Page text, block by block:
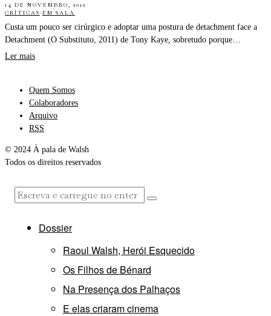
14 DE NOVEMBRO, 2012
CRÍTICAS·EM SALA
Custa um pouco ser cirúrgico e adoptar uma postura de detachment face a
Detachment (O Substituto, 2011) de Tony Kaye, sobretudo porque…
Ler mais
Quem Somos
Colaboradores
Arquivo
RSS
© 2024 À pala de Walsh
Todos os direitos reservados
Dossier
Raoul Walsh, Herói Esquecido
Os Filhos de Bénard
Na Presença dos Palhaços
E elas criaram cinema